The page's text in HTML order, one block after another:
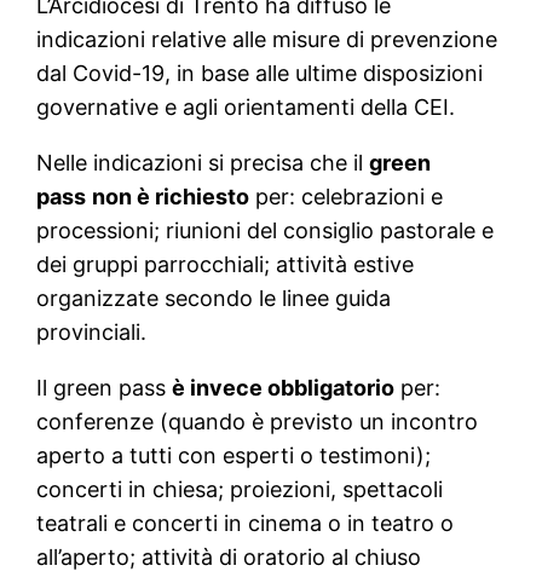
L’Arcidiocesi di Trento ha diffuso le
indicazioni relative alle misure di prevenzione
dal Covid-19, in base alle ultime disposizioni
governative e agli orientamenti della CEI.
Nelle indicazioni si precisa che ilgreen
pass non è richiesto per: celebrazioni e
processioni; riunioni del consiglio pastorale e
dei gruppi parrocchiali; attività estive
organizzate secondo le linee guida
provinciali.
Il green passè invece obbligatorio per:
conferenze (quando è previsto un incontro
aperto a tutti con esperti o testimoni);
concerti in chiesa; proiezioni, spettacoli
teatrali e concerti in cinema o in teatro o
all’aperto; attività di oratorio al chiuso